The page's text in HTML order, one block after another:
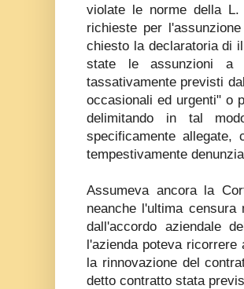
violate le norme della
richieste per
chiesto la declaratoria di
state le assunzioni a
tassativamente previsti
occasionali ed urgenti" o
delimitando in tal
specificamente allegate,
tempestivamente
Assumeva ancora la
neanche l'ultima
dall'accordo aziendale
l'azienda poteva ricorrere
la rinnovazione del
detto contratto stata